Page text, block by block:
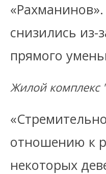
снизились из-
прямого
Жилой комплекс
отношению к
некоторых